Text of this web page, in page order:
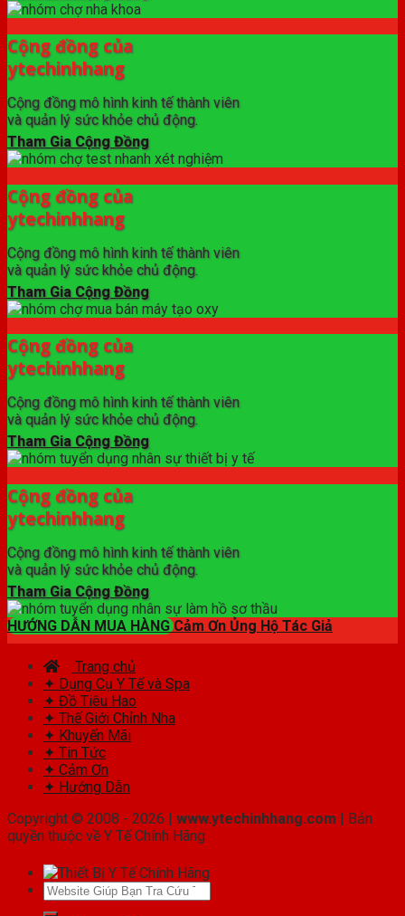
Cộng đồng của
ytechinhhang
Cộng đồng mô hình kinh tế thành viên
và quản lý sức khỏe chủ động.
Tham Gia Cộng Đồng
Cộng đồng của
ytechinhhang
Cộng đồng mô hình kinh tế thành viên
và quản lý sức khỏe chủ động.
Tham Gia Cộng Đồng
Cộng đồng của
ytechinhhang
Cộng đồng mô hình kinh tế thành viên
và quản lý sức khỏe chủ động.
Tham Gia Cộng Đồng
Cộng đồng của
ytechinhhang
Cộng đồng mô hình kinh tế thành viên
và quản lý sức khỏe chủ động.
Tham Gia Cộng Đồng
HƯỚNG DẪN MUA HÀNG Cảm Ơn Ủng Hộ Tác Giả
Trang chủ
✦ Dụng Cụ Y Tế và Spa
✦ Đồ Tiêu Hao
✦ Thế Giới Chỉnh Nha
✦ Khuyến Mãi
✦ Tin Tức
✦ Cảm Ơn
✦ Hướng Dẫn
Copyright © 2008 - 2026 | www.ytechinhhang.com | Bản
quyền thuộc về Y Tế Chính Hãng
Tìm
kiếm: